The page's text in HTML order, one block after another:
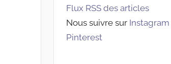
Flux RSS des articles
Nous suivre sur Instagram
Pinterest